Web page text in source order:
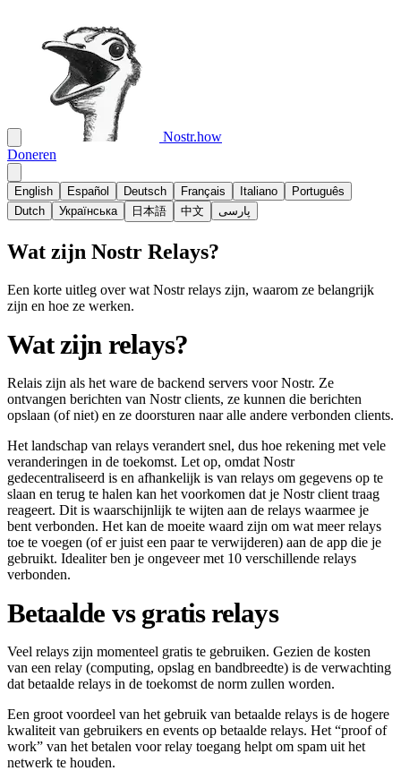
Nostr.how
Doneren
English Español Deutsch Français Italiano
Português
Dutch
Українська 日本語 中文 پارسی
Wat zijn Nostr Relays?
Een korte uitleg over wat Nostr relays zijn, waarom ze belangrijk
zijn en hoe ze werken.
Wat zijn relays?
Relais zijn als het ware de backend servers voor Nostr. Ze
ontvangen berichten van Nostr clients, ze kunnen die berichten
opslaan (of niet) en ze doorsturen naar alle andere verbonden clients.
Het landschap van relays verandert snel, dus hoe rekening met vele
veranderingen in de toekomst. Let op, omdat Nostr
gedecentraliseerd is en afhankelijk is van relays om gegevens op te
slaan en terug te halen kan het voorkomen dat je Nostr client traag
reageert. Dit is waarschijnlijk te wijten aan de relays waarmee je
bent verbonden. Het kan de moeite waard zijn om wat meer relays
toe te voegen (of er juist een paar te verwijderen) aan de app die je
gebruikt. Idealiter ben je ongeveer met 10 verschillende relays
verbonden.
Betaalde vs gratis relays
Veel relays zijn momenteel gratis te gebruiken. Gezien de kosten
van een relay (computing, opslag en bandbreedte) is de verwachting
dat betaalde relays in de toekomst de norm zullen worden.
Een groot voordeel van het gebruik van betaalde relays is de hogere
kwaliteit van gebruikers en events op betaalde relays. Het “proof of
work” van het betalen voor relay toegang helpt om spam uit het
netwerk te houden.